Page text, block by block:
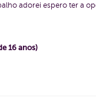
adorei espero ter a
16 anos)